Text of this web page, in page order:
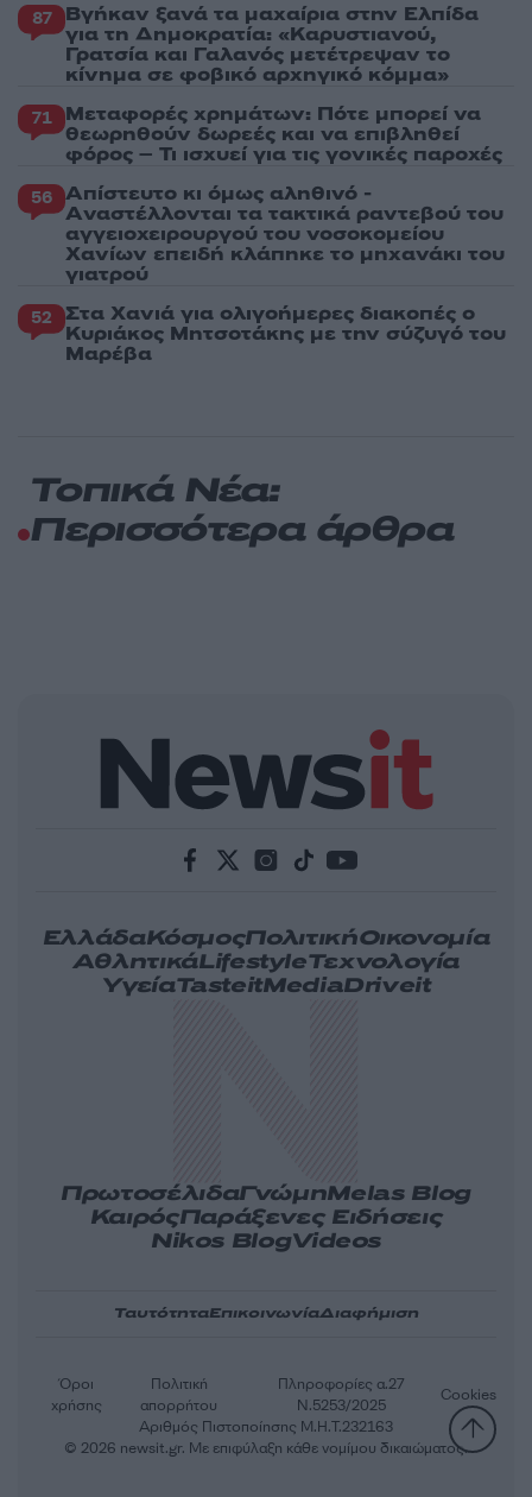
87 Βγήκαν ξανά τα μαχαίρια στην Ελπίδα
για τη Δημοκρατία: «Καρυστιανού,
Γρατσία και Γαλανός μετέτρεψαν το
κίνημα σε φοβικό αρχηγικό κόμμα»
71 Μεταφορές χρημάτων: Πότε μπορεί να
θεωρηθούν δωρεές και να επιβληθεί
φόρος – Τι ισχυεί για τις γονικές παροχές
56 Απίστευτο κι όμως αληθινό -
Aναστέλλονται τα τακτικά ραντεβού του
αγγειοχειρουργού του νοσοκομείου
Χανίων επειδή κλάπηκε το μηχανάκι του
γιατρού
52 Στα Χανιά για ολιγοήμερες διακοπές ο
Κυριάκος Μητσοτάκης με την σύζυγό του
Μαρέβα
Τοπικά Νέα:
Περισσότερα άρθρα
ΕλλάδαΚόσμοςΠολιτικήΟικονομία
ΑθλητικάLifestyleΤεχνολογία
ΥγείαTasteitMediaDriveit
ΠρωτοσέλιδαΓνώμηMelas Blog
ΚαιρόςΠαράξενες Ειδήσεις
Nikos BlogVideos
ΤαυτότηταΕπικοινωνίαΔιαφήμιση
Αριθμός Πιστοποίησης Μ.Η.Τ.232163
Όροι
χρήσης
Πολιτική
απορρήτου
Πληροφορίες α.27
Ν.5253/2025
Cookies
© 2026 newsit.gr. Με επιφύλαξη κάθε νομίμου δικαιώματος.